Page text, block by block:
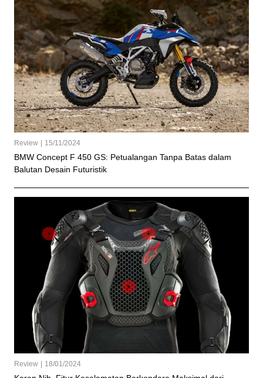
Review 15/11/2024
BMW Concept F 450 GS: Petualangan Tanpa Batas dalam
Balutan Desain Futuristik
Review 18/01/2024